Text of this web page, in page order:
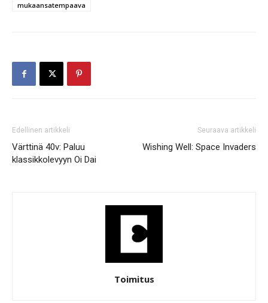
mukaansatempaava
Edellinen artikkeli
Värttinä 40v: Paluu
klassikkolevyyn Oi Dai
Seuraava artikkeli
Wishing Well: Space Invaders
Toimitus